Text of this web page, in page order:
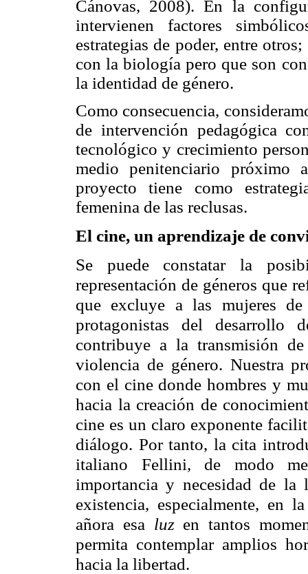
Cánovas, 2008). En la
intervienen factores
estrategias de poder, entre
con la biología pero que son
la identidad de género.
Como consecuencia,
de intervención pedagógica
tecnológico y crecimiento
medio penitenciario próximo
proyecto tiene como
femenina de las reclusas.
El cine, un aprendizaje de
Se puede constatar la
representación de géneros que
que excluye a las mujeres
protagonistas del desarrollo
contribuye a la transmisión
violencia de género. Nuestra
con el cine donde hombres y
hacia la creación de
cine es un claro exponente
diálogo. Por tanto, la cita
italiano Fellini, de modo
importancia y necesidad de
existencia, especialmente, en
añora esa luz en tantos
permita contemplar amplios
hacia la libertad.